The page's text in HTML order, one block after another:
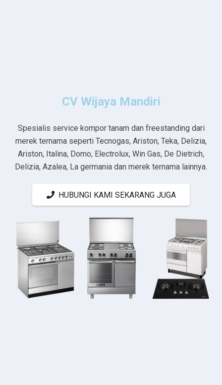
CV Wijaya Mandiri
Spesialis service kompor tanam dan freestanding dari
merek ternama seperti Tecnogas, Ariston, Teka, Delizia,
Ariston, Italina, Domo, Electrolux, Win Gas, De Dietrich,
Delizia, Azalea, La germania dan merek ternama lainnya.
HUBUNGI KAMI SEKARANG JUGA